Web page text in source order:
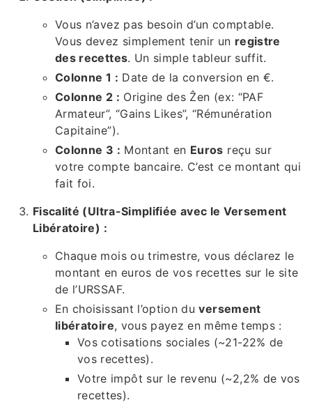
Vous n’avez pas besoin d’un comptable.
Vous devez simplement tenir un registre
des recettes. Un simple tableur suffit.
Colonne 1 : Date de la conversion en €.
Colonne 2 : Origine des Ẑen (ex: “PAF
Armateur”, “Gains Likes”, “Rémunération
Capitaine”).
Colonne 3 : Montant en Euros reçu sur
votre compte bancaire. C’est ce montant qui
fait foi.
Fiscalité (Ultra-Simplifiée avec le Versement
Libératoire) :
Chaque mois ou trimestre, vous déclarez le
montant en euros de vos recettes sur le site
de l’URSSAF.
En choisissant l’option duversement
libératoire, vous payez en même temps :
Vos cotisations sociales (~21-22% de
vos recettes).
Votre impôt sur le revenu (~2,2% de vos
recettes).